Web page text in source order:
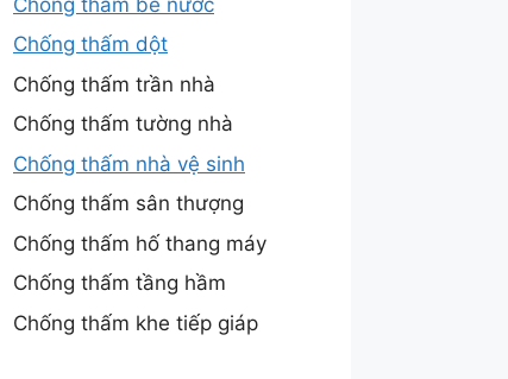
Chống thấm dột
Chống thấm trần nhà
Chống thấm tường nhà
Chống thấm nhà vệ sinh
Chống thấm sân thượng
Chống thấm hố thang máy
Chống thấm tầng hầm
Chống thấm khe tiếp giáp